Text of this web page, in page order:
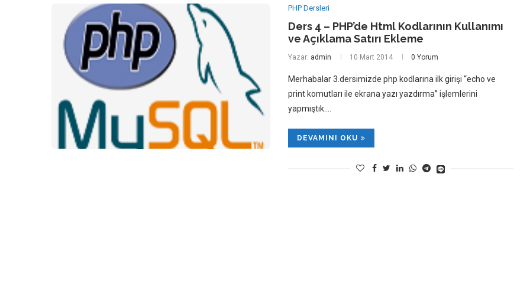
PHP Dersleri
Ders 4 – PHP’de Html Kodlarının Kullanımı
ve Açıklama Satırı Ekleme
Yazar: admin 10 Mart 2014 0 Yorum
Merhabalar 3.dersimizde php kodlarına ilk girişi “echo ve
print komutları ile ekrana yazı yazdırma” işlemlerini
yapmıştık.…
DEVAMINI OKU